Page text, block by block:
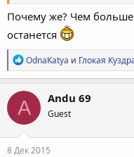
Почему же? Чем
останется
Р
е
а
к
ц
и
и
:
OdnaKatya и Глокая
A Andu 69
Guest
8 Дек 2015